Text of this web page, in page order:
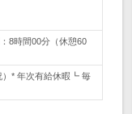
8時間00分（休憩60
）* 年次有給休暇┗ 毎